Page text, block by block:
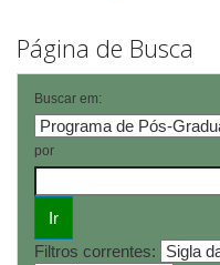
Página de Busca
Buscar em:
por
Filtros correntes: